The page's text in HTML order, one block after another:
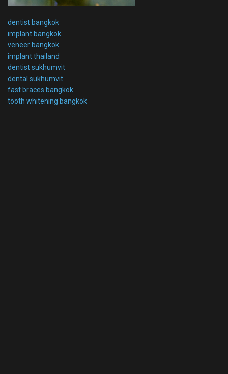
dentist bangkok
implant bangkok
veneer bangkok
implant thailand
dentist sukhumvit
dental sukhumvit
fast braces bangkok
tooth whitening bangkok